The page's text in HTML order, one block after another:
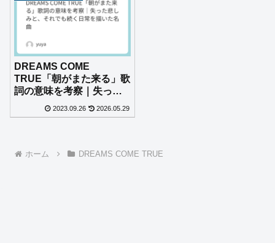
DREAMS COME
TRUE「朝がまた来る」歌
詞の意味を考察｜失った
悲しみと、それでも続く
日常を描いた名曲
2023.09.26 2026.05.29
ホーム DREAMS COME TRUE